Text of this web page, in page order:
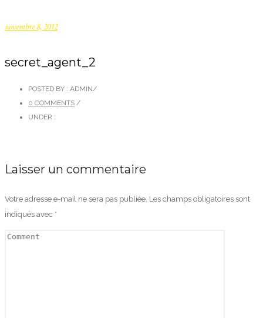
novembre 8, 2012
secret_agent_2
POSTED BY : ADMIN/
0 COMMENTS /
UNDER :
Laisser un commentaire
Votre adresse e-mail ne sera pas publiée. Les champs obligatoires sont
indiqués avec *